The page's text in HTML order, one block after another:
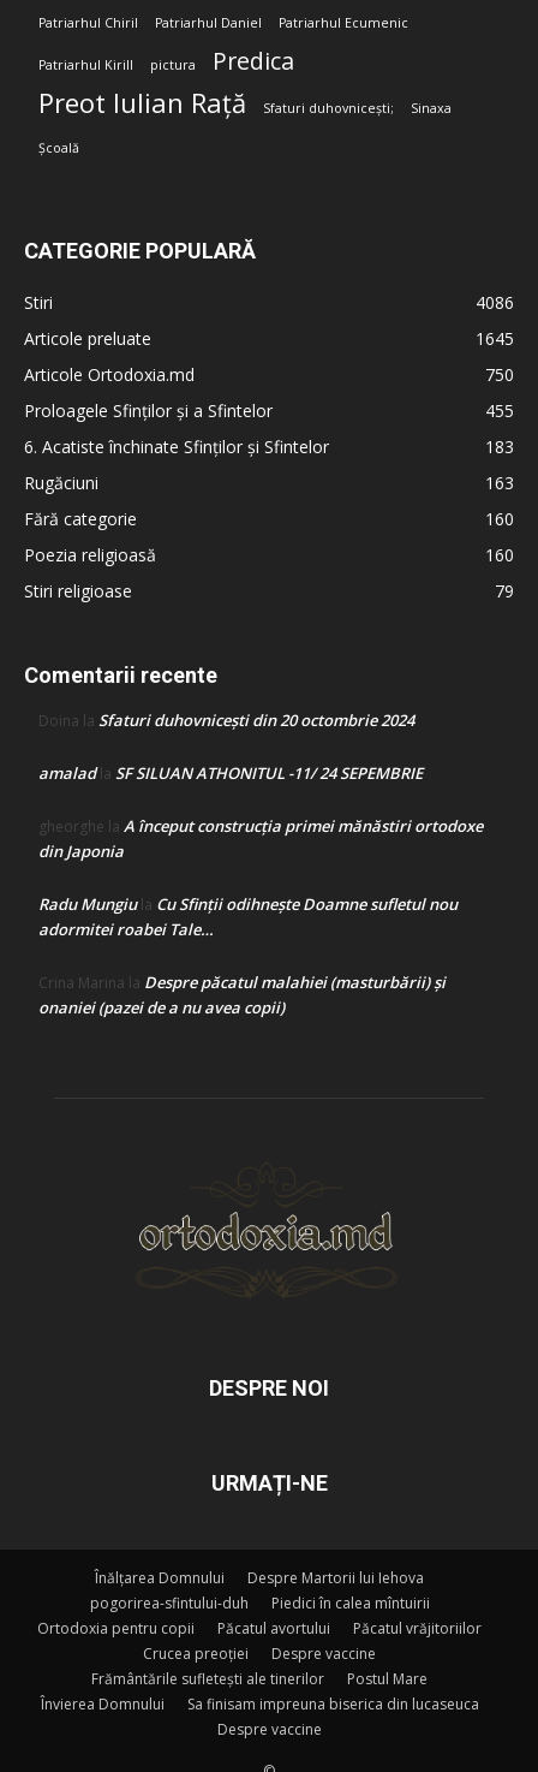
Patriarhul Chiril Patriarhul Daniel Patriarhul Ecumenic
Patriarhul Kirill pictura Predica
Preot Iulian Rață Sfaturi duhovnicești; Sinaxa
Școală
CATEGORIE POPULARĂ
Stiri
4086
Articole preluate
1645
Articole Ortodoxia.md
750
Proloagele Sfinților și a Sfintelor
455
6. Acatiste închinate Sfinților și Sfintelor
183
Rugăciuni
163
Fără categorie
160
Poezia religioasă
160
Stiri religioase
79
Comentarii recente
Doina la Sfaturi duhovnicești din 20 octombrie 2024
amaladla SF SILUAN ATHONITUL -11/ 24 SEPEMBRIE
gheorghe la A început construcţia primei mănăstiri ortodoxe
din Japonia
Radu Mungiula Cu Sfinții odihnește Doamne sufletul nou
adormitei roabei Tale…
Crina Marina la Despre păcatul malahiei (masturbării) şi
onaniei (pazei de a nu avea copii)
DESPRE NOI
URMAȚI-NE
Înălțarea Domnului
Despre Martorii lui Iehova
pogorirea-sfintului-duh
Piedici în calea mîntuirii
Ortodoxia pentru copii
Păcatul avortului
Păcatul vrăjitoriilor
Crucea preoției
Despre vaccine
Frământările sufletești ale tinerilor
Postul Mare
Învierea Domnului
Sa finisam impreuna biserica din lucaseuca
Despre vaccine